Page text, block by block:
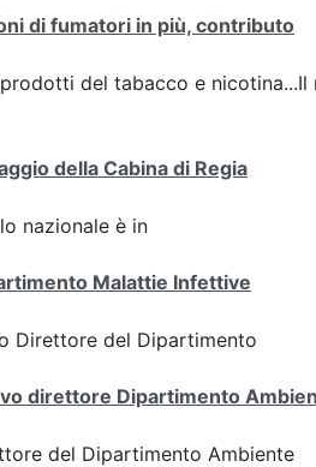
di fumatori in più, contributo
del tabacco e
della Cabina di Regia
nazionale è in
Malattie Infettive
Direttore del Dipartimento
direttore Dipartimento
del Dipartimento Ambiente